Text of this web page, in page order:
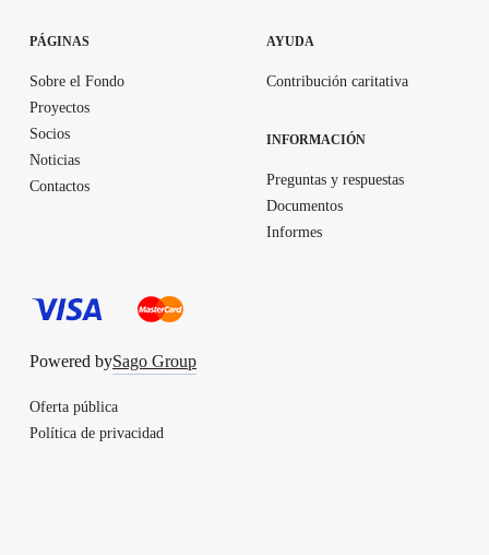
PÁGINAS
Sobre el Fondo
Proyectos
Socios
Noticias
Contactos
AYUDA
Contribución caritativa
INFORMACIÓN
Preguntas y respuestas
Documentos
Informes
Powered bySago Group
Oferta pública
Política de privacidad